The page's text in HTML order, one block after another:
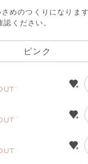
のつくりになります
認ください。
ピンク